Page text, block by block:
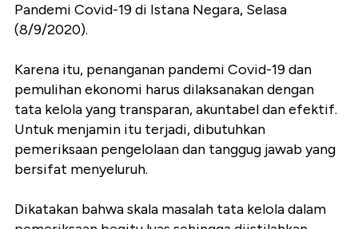
Pandemi Covid-19 di Istana Negara, Selasa
(8/9/2020).
Karena itu, penanganan pandemi Covid-19 dan
pemulihan ekonomi harus dilaksanakan dengan
tata kelola yang transparan, akuntabel dan efektif.
Untuk menjamin itu terjadi, dibutuhkan
pemeriksaan pengelolaan dan tanggug jawab yang
bersifat menyeluruh.
Dikatakan bahwa skala masalah tata kelola dalam